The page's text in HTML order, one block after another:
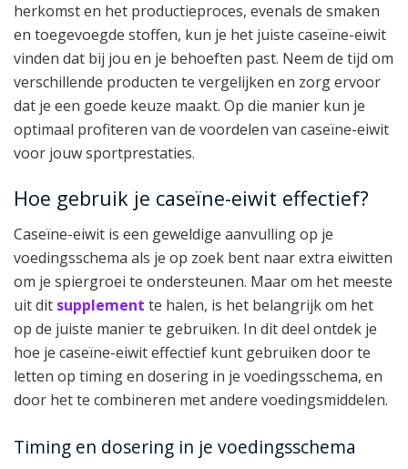
herkomst en het productieproces, evenals de smaken
en toegevoegde stoffen, kun je het juiste caseïne-eiwit
vinden dat bij jou en je behoeften past. Neem de tijd om
verschillende producten te vergelijken en zorg ervoor
dat je een goede keuze maakt. Op die manier kun je
optimaal profiteren van de voordelen van caseïne-eiwit
voor jouw sportprestaties.
Hoe gebruik je caseïne-eiwit effectief?
Caseïne-eiwit is een geweldige aanvulling op je
voedingsschema als je op zoek bent naar extra eiwitten
om je spiergroei te ondersteunen. Maar om het meeste
uit dit supplement te halen, is het belangrijk om het
op de juiste manier te gebruiken. In dit deel ontdek je
hoe je caseïne-eiwit effectief kunt gebruiken door te
letten op timing en dosering in je voedingsschema, en
door het te combineren met andere voedingsmiddelen.
Timing en dosering in je voedingsschema